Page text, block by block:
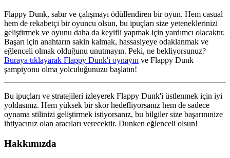
Flappy Dunk, sabır ve çalışmayı ödüllendiren bir oyun. Hem casual
hem de rekabetçi bir oyuncu olsun, bu ipuçları size yeteneklerinizi
geliştirmek ve oyunu daha da keyifli yapmak için yardımcı olacaktır.
Başarı için anahtarın sakin kalmak, hassasiyeye odaklanmak ve
eğlenceli olmak olduğunu unutmayın. Peki, ne bekliyorsunuz?
Buraya tıklayarak Flappy Dunk'i oynayın ve Flappy Dunk
şampiyonu olma yolculuğunuzu başlatın!
Bu ipuçları ve stratejileri izleyerek Flappy Dunk'i üstlenmek için iyi
yoldasınız. Hem yüksek bir skor hedefliyorsanız hem de sadece
oynama stilinizi geliştirmek istiyorsanız, bu bilgiler size başarınınize
ihtiyacınız olan aracıları verecektir. Dunken eğlenceli olsun!
Hakkımızda